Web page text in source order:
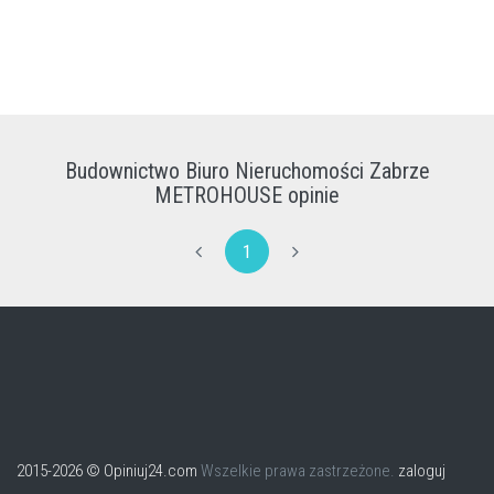
Budownictwo Biuro Nieruchomości Zabrze
METROHOUSE opinie
1
2015-2026 © Opiniuj24.com Wszelkie prawa zastrzeżone. zaloguj